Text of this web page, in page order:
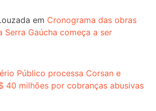
em Cronograma das obras
Gaúcha começa a ser
Público processa Corsan e
40 milhões por cobranças abusivas